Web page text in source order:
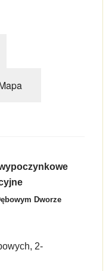
Dworze
2-